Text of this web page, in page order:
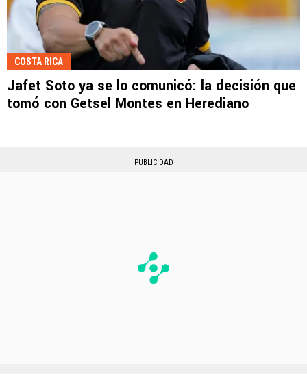
COSTA RICA
Jafet Soto ya se lo comunicó: la decisión que
tomó con Getsel Montes en Herediano
PUBLICIDAD